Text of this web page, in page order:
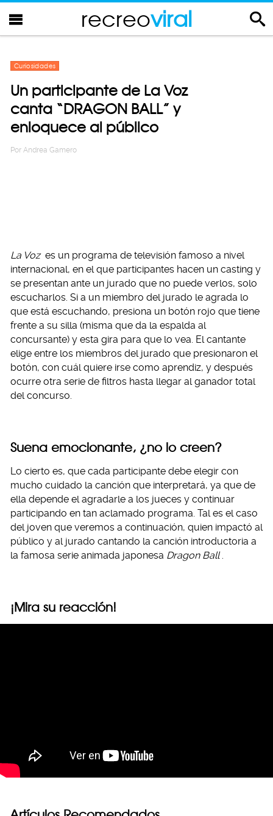
recreoviral
Curiosidades
Un participante de La Voz
canta “DRAGON BALL” y
enloquece al público
Por Andrea Gamero
La Voz es un programa de televisión famoso a nivel
internacional, en el que participantes hacen un casting y
se presentan ante un jurado que no puede verlos, solo
escucharlos. Si a un miembro del jurado le agrada lo
que está escuchando, presiona un botón rojo que tiene
frente a su silla (misma que da la espalda al
concursante) y esta gira para que lo vea. El cantante
elige entre los miembros del jurado que presionaron el
botón, con cuál quiere irse como aprendiz, y después
ocurre otra serie de filtros hasta llegar al ganador total
del concurso.
Suena emocionante, ¿no lo creen?
Lo cierto es, que cada participante debe elegir con
mucho cuidado la canción que interpretará, ya que de
ella depende el agradarle a los jueces y continuar
participando en tan aclamado programa. Tal es el caso
del joven que veremos a continuación, quien impactó al
público y al jurado cantando la canción introductoria a
la famosa serie animada japonesa Dragon Ball .
¡Mira su reacción!